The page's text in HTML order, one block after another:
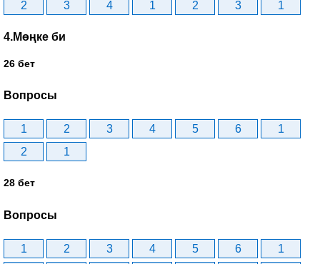
2 3 4 1 2 3 1
4.Мөңке би
26 бет
Вопросы
1 2 3 4 5 6
1
2
1
28 бет
Вопросы
1 2 3 4 5 6
1